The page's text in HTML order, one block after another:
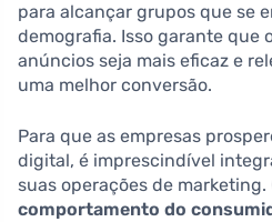
para alcançar grupos que se
demografia. Isso garante que
anúncios seja mais eficaz e
uma melhor conversão.
Para que as empresas
digital, é imprescindível
suas operações de
comportamento do